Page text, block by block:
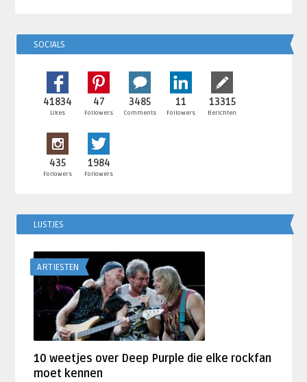
SOCIALS
41834
Likes
47
Followers
3485
Comments
11
Followers
13315
Berichten
435
Followers
1984
Followers
LIJSTJES
ARTIESTEN
10 weetjes over Deep Purple die elke rockfan
moet kennen